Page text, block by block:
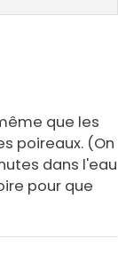
que les
poireaux. (On
dans l'eau
pour que